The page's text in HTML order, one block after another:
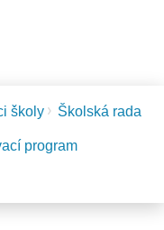
školy Školská rada
program